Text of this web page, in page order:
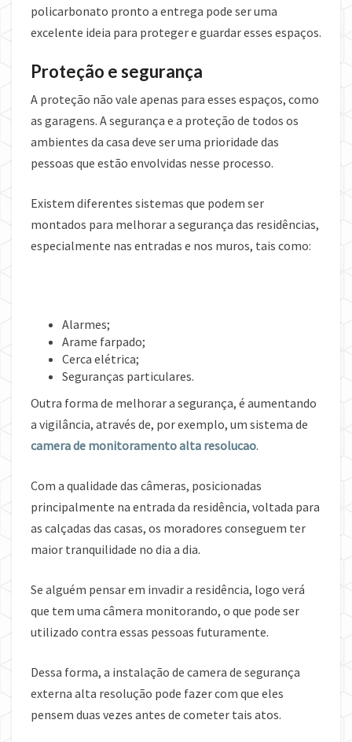
policarbonato pronto a entrega pode ser uma
excelente ideia para proteger e guardar esses espaços.
Proteção e segurança
A proteção não vale apenas para esses espaços, como
as garagens. A segurança e a proteção de todos os
ambientes da casa deve ser uma prioridade das
pessoas que estão envolvidas nesse processo.
Existem diferentes sistemas que podem ser
montados para melhorar a segurança das residências,
especialmente nas entradas e nos muros, tais como:
Alarmes;
Arame farpado;
Cerca elétrica;
Seguranças particulares.
Outra forma de melhorar a segurança, é aumentando
a vigilância, através de, por exemplo, um sistema de
camera de monitoramento alta resolucao.
Com a qualidade das câmeras, posicionadas
principalmente na entrada da residência, voltada para
as calçadas das casas, os moradores conseguem ter
maior tranquilidade no dia a dia.
Se alguém pensar em invadir a residência, logo verá
que tem uma câmera monitorando, o que pode ser
utilizado contra essas pessoas futuramente.
Dessa forma, a instalação de camera de segurança
externa alta resolução pode fazer com que eles
pensem duas vezes antes de cometer tais atos.